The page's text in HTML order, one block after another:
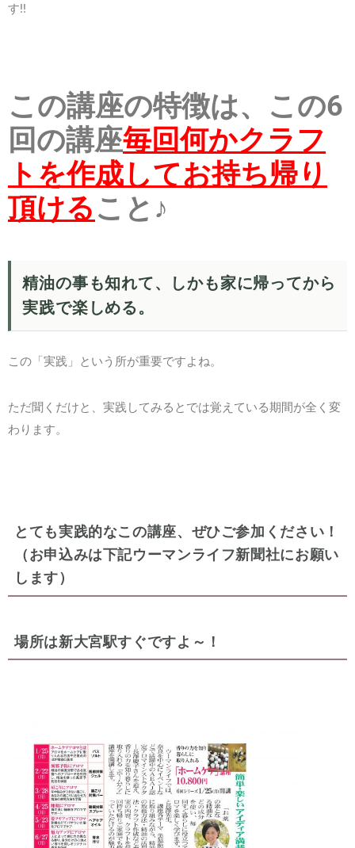
す!!
この講座の特徴は、この6
回の講座毎回何かクラフ
トを作成してお持ち帰り
頂けること♪
精油の事も知れて、しかも家に帰ってから
実践で楽しめる。
この「実践」という所が重要ですよね。
ただ聞くだけと、実践してみるとでは覚えている期間が全く変
わります。
とても実践的なこの講座、ぜひご参加ください！
（お申込みは下記ウーマンライフ新聞社にお願い
します）
場所は新大宮駅すぐですよ～！